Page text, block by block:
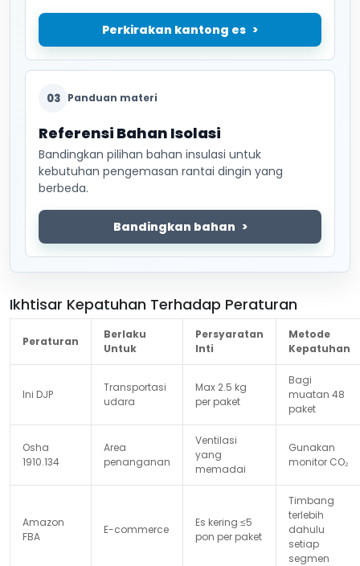
Perkirakan kantong es
03 Panduan materi
Referensi Bahan Isolasi
Bandingkan pilihan bahan insulasi untuk
kebutuhan pengemasan rantai dingin yang
berbeda.
Bandingkan bahan
Ikhtisar Kepatuhan Terhadap Peraturan
Peraturan
Berlaku
Untuk
Persyaratan
Inti
Metode
Kepatuhan
Ini DJP
Transportasi
udara
Max 2.5 kg
per paket
Bagi
muatan 48
paket
Osha
1910.134
Area
penanganan
Ventilasi
yang
memadai
Gunakan
monitor CO₂
Amazon
FBA
E-commerce
Es kering ≤5
pon per paket
Timbang
terlebih
dahulu
setiap
segmen